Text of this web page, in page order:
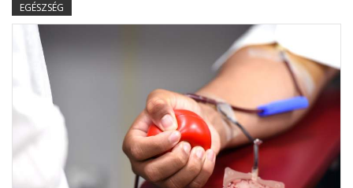
EGÉSZSÉG